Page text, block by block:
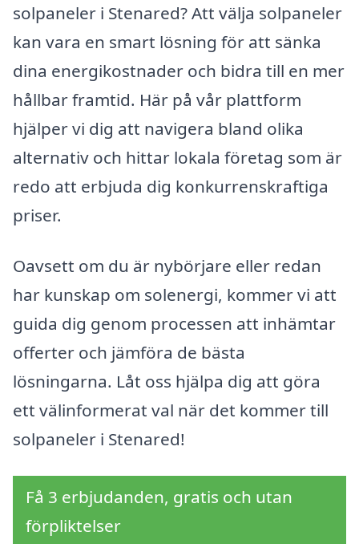
solpaneler i Stenared? Att välja solpaneler
kan vara en smart lösning för att sänka
dina energikostnader och bidra till en mer
hållbar framtid. Här på vår plattform
hjälper vi dig att navigera bland olika
alternativ och hittar lokala företag som är
redo att erbjuda dig konkurrenskraftiga
priser.
Oavsett om du är nybörjare eller redan
har kunskap om solenergi, kommer vi att
guida dig genom processen att inhämtar
offerter och jämföra de bästa
lösningarna. Låt oss hjälpa dig att göra
ett välinformerat val när det kommer till
solpaneler i Stenared!
Få 3 erbjudanden, gratis och utan
förpliktelser